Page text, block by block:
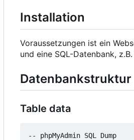
Installation
Voraussetzungen ist ein
und eine SQL-Datenbank,
Datenbankstruktur
Table data
-- phpMyAdmin SQL Dump